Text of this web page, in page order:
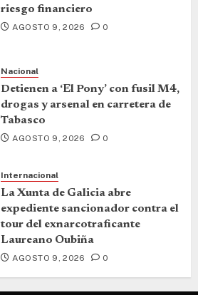
riesgo financiero
AGOSTO 9, 2026 0
Nacional
Detienen a ‘El Pony’ con fusil M4,
drogas y arsenal en carretera de
Tabasco
AGOSTO 9, 2026 0
Internacional
La Xunta de Galicia abre
expediente sancionador contra el
tour del exnarcotraficante
Laureano Oubiña
AGOSTO 9, 2026 0